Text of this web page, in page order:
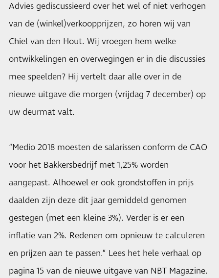
Advies gediscussieerd over het wel of niet verhogen
van de (winkel)verkoopprijzen, zo horen wij van
Chiel van den Hout. Wij vroegen hem welke
ontwikkelingen en overwegingen er in die discussies
mee speelden? Hij vertelt daar alle over in de
nieuwe uitgave die morgen (vrijdag 7 december) op
uw deurmat valt.
“Medio 2018 moesten de salarissen conform de CAO
voor het Bakkersbedrijf met 1,25% worden
aangepast. Alhoewel er ook grondstoffen in prijs
daalden zijn deze dit jaar gemiddeld genomen
gestegen (met een kleine 3%). Verder is er een
inflatie van 2%. Redenen om opnieuw te calculeren
en prijzen aan te passen.” Lees het hele verhaal op
pagina 15 van de nieuwe uitgave van NBT Magazine.